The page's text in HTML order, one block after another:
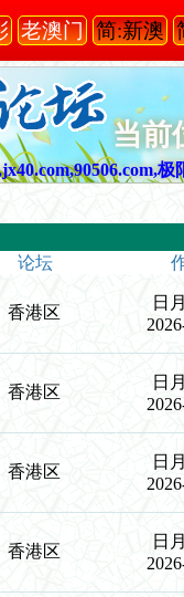
老澳门 简:新澳
当前
极
论坛
香港区
日
香港区
日
香港区
日
香港区
日